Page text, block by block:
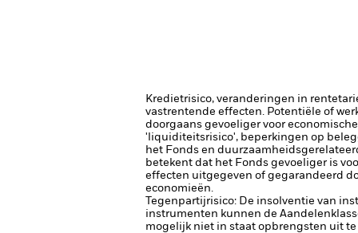
Kredietrisico, veranderingen in
vastrentende effecten. Potentiële of
doorgaans gevoeliger voor
'liquiditeitsrisico', beperkingen op
het Fonds en
betekent dat het Fonds gevoeliger is
effecten uitgegeven of gegarandeerd
economieën.
Tegenpartijrisico: De insolventie van
instrumenten kunnen de
mogelijk niet in staat opbrengsten uit